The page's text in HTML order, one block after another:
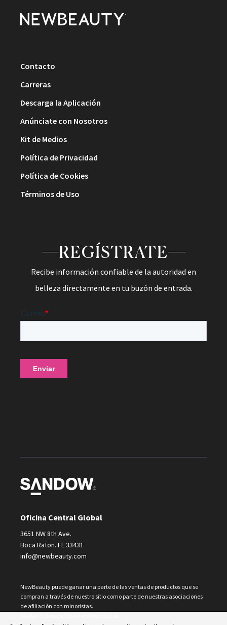
Contacto
Carreras
Descarga la Aplicación
Anúnciate con Nosotros
Kit de Medios
Política de Privacidad
Política de Cookies
Términos de Uso
REGÍSTRATE
Recibe información confiable de la autoridad en
belleza directamente en tu buzón de entrada.
Oficina Central Global
3651 NW 8th Ave.
Boca Raton. FL 33431
info@newbeauty.com
NewBeauty puede ganar una parte de las ventas de productos que se
compran a través de nuestro sitio como parte de nuestras asociaciones
de afiliación con minoristas.